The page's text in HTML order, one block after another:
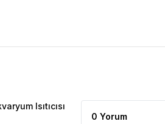
300W Ürün Yorumları
Isıtıcısı
0 Yorum